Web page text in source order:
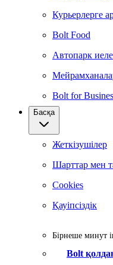
Курьерлерге
Bolt Food
Автопарк
Bolt for
Басқа
Жеткізушілер
Шарттар мен
Cookies
Қауіпсіздік
Бірнеше минут
Bolt